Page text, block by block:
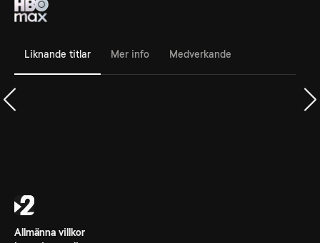
Liknande titlar Mer info Medverkande
Allmänna villkor